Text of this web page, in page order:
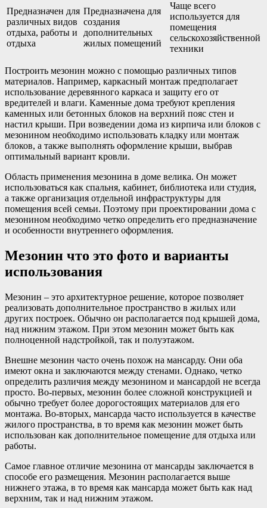
Предназначен для
различных видов
отдыха, работы и
отдыха
Предназначена для
создания
дополнительных
жилых помещений
Чаще всего
используется для
помещения
сельскохозяйственной
техники
Построить мезонин можно с помощью различных типов
материалов. Например, каркасный монтаж предполагает
использование деревянного каркаса и защиту его от
вредителей и влаги. Каменные дома требуют крепления
каменных или бетонных блоков на верхний пояс стен и
настил крыши. При возведении дома из кирпича или блоков с
мезонином необходимо использовать кладку или монтаж
блоков, а также выполнять оформление крыши, выбрав
оптимальный вариант кровли.
Область применения мезонина в доме велика. Он может
использоваться как спальня, кабинет, библиотека или студия,
а также организация отдельной инфраструктуры для
помещения всей семьи. Поэтому при проектировании дома с
мезонином необходимо четко определить его предназначение
и особенности внутреннего оформления.
Мезонин что это фото и варианты
использования
Мезонин – это архитектурное решение, которое позволяет
реализовать дополнительное пространство в жилых или
других построек. Обычно он располагается под крышей дома,
над нижним этажом. При этом мезонин может быть как
полноценной надстройкой, так и полуэтажом.
Внешне мезонин часто очень похож на мансарду. Они оба
имеют окна и заключаются между стенами. Однако, четко
определить различия между мезонином и мансардой не всегда
просто. Во-первых, мезонин более сложной конструкцией и
обычно требует более дорогостоящих материалов для его
монтажа. Во-вторых, мансарда часто используется в качестве
жилого пространства, в то время как мезонин может быть
использован как дополнительное помещение для отдыха или
работы.
Самое главное отличие мезонина от мансарды заключается в
способе его размещения. Мезонин располагается выше
нижнего этажа, в то время как мансарда может быть как над
верхним, так и над нижним этажом.